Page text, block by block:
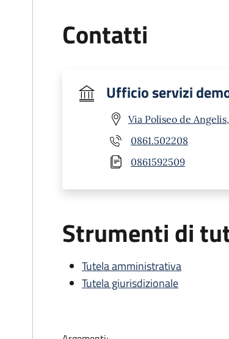
Contatti
Ufficio servizi
Via Poliseo de
0861.502208
0861592509
Strumenti di
Tutela amministrativa
Tutela giurisdizionale